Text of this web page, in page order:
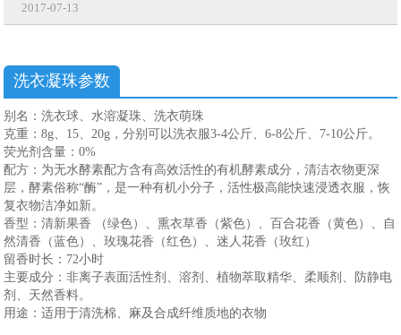
2017-07-13
洗衣凝珠参数
别名：洗衣球、水溶凝珠、洗衣萌珠
克重：8g、15、20g，分别可以洗衣服3-4公斤、6-8公斤、7-10公斤。
荧光剂含量：0%
配方：为无水酵素配方含有高效活性的有机酵素成分，清洁衣物更深
层，酵素俗称“酶”，是一种有机小分子，活性极高能快速浸透衣服，恢
复衣物洁净如新。
香型：清新果香 （绿色）、熏衣草香（紫色）、百合花香（黄色）、自
然清香（蓝色）、玫瑰花香（红色）、迷人花香（玫红）
留香时长：72小时
主要成分：非离子表面活性剂、溶剂、植物萃取精华、柔顺剂、防静电
剂、天然香料。
用途：适用于清洗棉、麻及合成纤维质地的衣物